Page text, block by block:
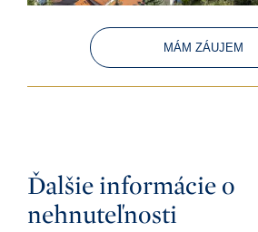
MÁM ZÁUJEM
Ďalšie informácie o
nehnuteľnosti